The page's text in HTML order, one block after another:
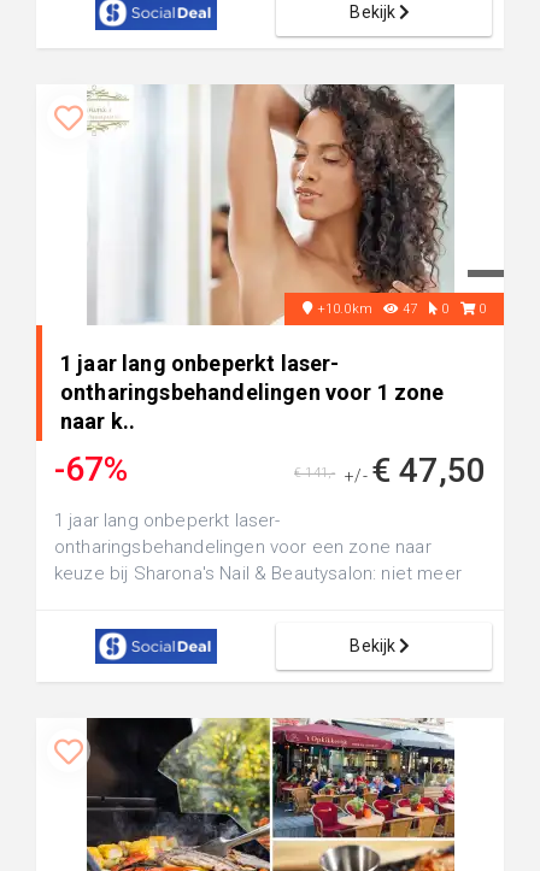
Bekijk
+10.0km 47 0 0
1 jaar lang onbeperkt laser-
ontharingsbehandelingen voor 1 zone
naar k..
-67% +/- € 47,50
€ 141,-
1 jaar lang onbeperkt laser-
ontharingsbehandelingen voor een zone naar
keuze bij Sharona's Nail & Beautysalon: niet meer
Bekijk